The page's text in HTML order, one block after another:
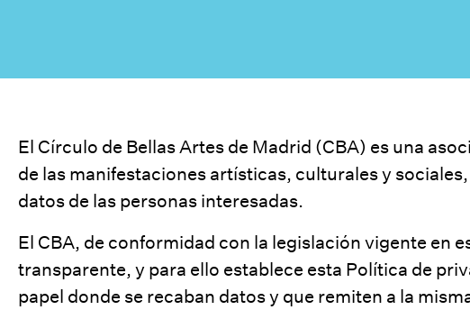
El Círculo de Bellas Artes de Madrid (CBA) es una
de las manifestaciones artísticas, culturales y
datos de las personas interesadas.
El CBA, de conformidad con la legislación vigente en
transparente, y para ello establece esta Política de
papel donde se recaban datos y que remiten a la